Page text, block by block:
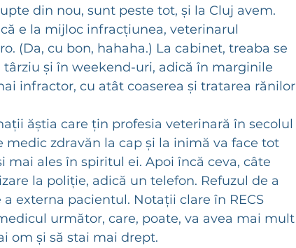
din nou, sunt peste tot, și la Cluj avem.
e la mijloc infracțiunea, veterinarul
(Da, cu bon, hahaha.) La cabinet, treaba se
și în weekend-uri, adică în marginile
infractor, cu atât coaserea și tratarea rănilor
ăștia care țin profesia veterinară în secolul
zdravăn la cap și la inimă va face tot
mai ales în spiritul ei. Apoi încă ceva, câte
la poliție, adică un telefon. Refuzul de a
externa pacientul. Notații clare în RECS
următor, care, poate, va avea mai mult
om și să stai mai drept.